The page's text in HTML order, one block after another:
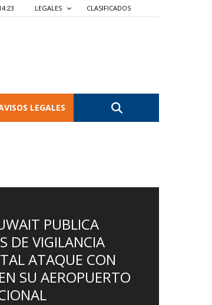
LEGALES CLASIFICADOS
LEGALES
PUBLICA
DE VIGILANCIA
ATAQUE CON
SU AEROPUERTO